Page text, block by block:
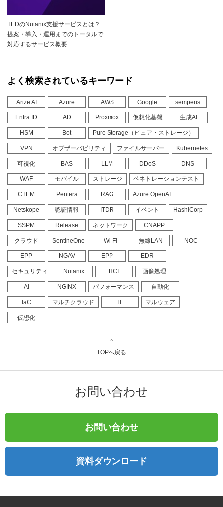
TEDのNutanix支援サービスとは？
提案・導入・運用までのトータルで
対応するサービス概要
よく検索されているキーワード
Arize AI Azure AWS Google semperis
Entra ID AD Proxmox 仮想化基盤 生成AI
HSM Bot Pure Storage（ピュア・ストレージ）
VPN オブザーバビリティ ファイルサーバー Kubernetes
可視化 BAS LLM DDoS DNS
WAF モバイル ストレージ ペネトレーションテスト
CTEM Pentera RAG Azure OpenAI
Netskope 認証情報 ITDR イベント HashiCorp
SSPM Release ネットワーク CNAPP
クラウド SentineOne Wi-Fi 無線LAN NOC
EPP NGAV EPP EDR
セキュリティ Nutanix HCI 画像処理
AI NGINX パフォーマンス 自動化
IaC マルチクラウド IT マルウェア
仮想化
TOPへ戻る
お問い合わせ
お問い合わせ
資料ダウンロード